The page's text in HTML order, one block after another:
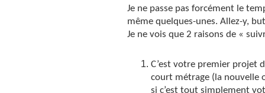
Je ne passe pas forcément le
même quelques-unes. Allez-y,
Je ne vois que 2 raisons de «
C’est votre premier projet
court métrage (la nouvelle
si c’est tout simplement